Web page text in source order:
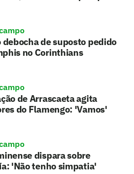
debocha de suposto pedido
no Corinthians
de Arrascaeta agita
do Flamengo: 'Vamos'
dispara sobre
'Não tenho simpatia'